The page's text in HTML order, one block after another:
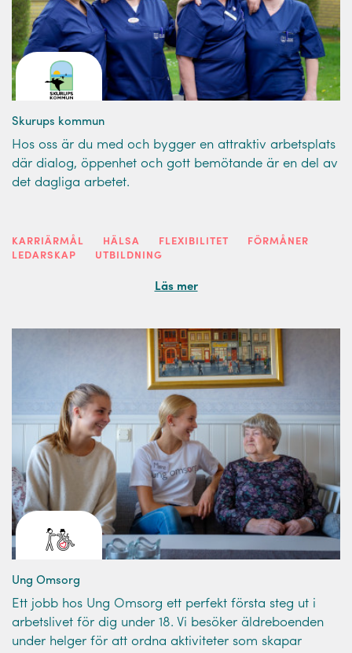
Skurups kommun
Hos oss är du med och bygger en attraktiv arbetsplats
där dialog, öppenhet och gott bemötande är en del av
det dagliga arbetet.
KARRIÄRMÅL HÄLSA FLEXIBILITET
FÖRMÅNER
LEDARSKAP
UTBILDNING
Läs mer
Ung Omsorg
Ett jobb hos Ung Omsorg ett perfekt första steg ut i
arbetslivet för dig under 18. Vi besöker äldreboenden
under helger för att ordna aktiviteter som skapar